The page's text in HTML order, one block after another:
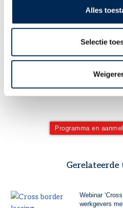
Alles
Selectie
Locatie: Seats2meet
: € 495,- (excl. btw). U
Voor deze workshop gelden
Grensoverschrijdendwerken.nl, wij
Programma en
Gerelateerde
Webinar
werkgevers